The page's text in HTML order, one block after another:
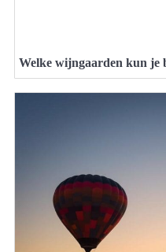
Welke wijngaarden kun je